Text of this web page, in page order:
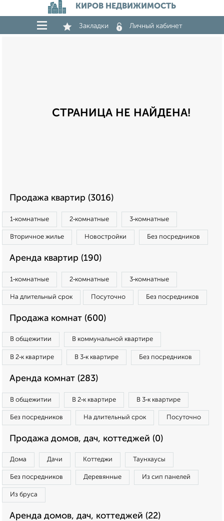
КИРОВ НЕДВИЖИМОСТЬ
Закладки Личный кабинет
СТРАНИЦА НЕ НАЙДЕНА!
Продажа квартир (3016)
1‑комнатные 2‑комнатные 3‑комнатные
Вторичное жилье Новостройки Без посредников
Аренда квартир (190)
1‑комнатные 2‑комнатные 3‑комнатные
На длительный срок Посуточно Без посредников
Продажа комнат (600)
В общежитии В коммунальной квартире
В 2‑к квартире В 3‑к квартире Без посредников
Аренда комнат (283)
В общежитии В 2‑к квартире В 3‑к квартире
Без посредников На длительный срок Посуточно
Продажа домов, дач, коттеджей (0)
Дома Дачи Коттеджи Таунхаусы
Без посредников Деревянные Из сип панелей
Из бруса
Аренда домов, дач, коттеджей (22)